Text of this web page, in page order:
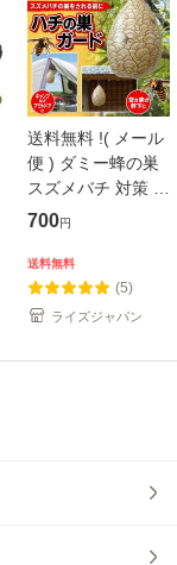
送料無料 !( メール
便 ) ダミー蜂の巣
スズメバチ 対策 蜂
の巣の設置を予防
屋外 キャンプ 軒下
庭 エアータイプ 夏
物
700円
送料無料
(5)
ライズジャパン